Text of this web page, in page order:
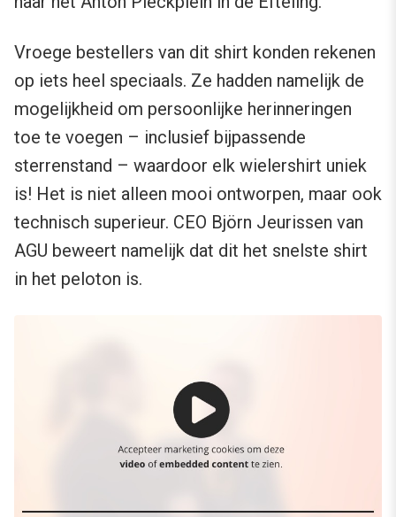
Vroege bestellers van dit shirt konden rekenen
op iets heel speciaals. Ze hadden namelijk de
mogelijkheid om persoonlijke herinneringen
toe te voegen – inclusief bijpassende
sterrenstand – waardoor elk wielershirt uniek
is! Het is niet alleen mooi ontworpen, maar ook
technisch superieur. CEO Björn Jeurissen van
AGU beweert namelijk dat dit het snelste shirt
in het peloton is.